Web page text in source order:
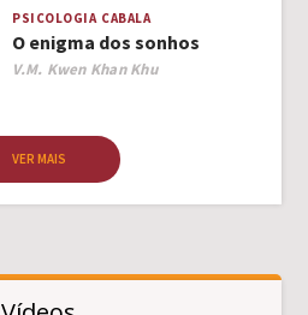
PSICOLOGIA CABALA
O enigma dos sonhos
Author
V.M. Kwen Khan Khu
VER MAIS